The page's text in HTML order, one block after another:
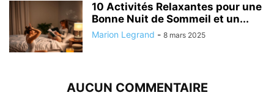
10 Activités Relaxantes pour une
Bonne Nuit de Sommeil et un...
Marion Legrand - 8 mars 2025
AUCUN COMMENTAIRE